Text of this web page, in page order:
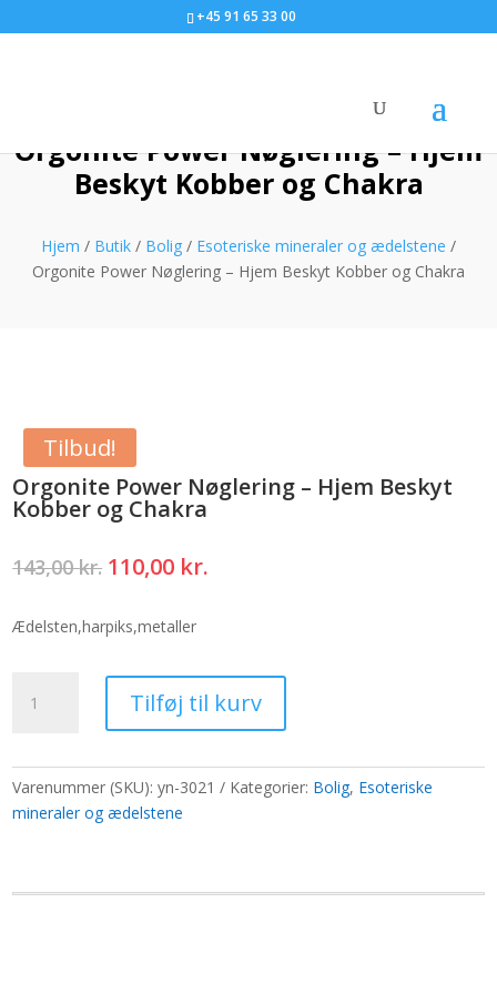
+45 91 65 33 00
Orgonite Power Nøglering – Hjem
Beskyt Kobber og Chakra
Hjem / Butik / Bolig / Esoteriske mineraler og ædelstene /
Orgonite Power Nøglering – Hjem Beskyt Kobber og Chakra
Tilbud!
Orgonite Power Nøglering – Hjem Beskyt
Kobber og Chakra
143,00kr. Den
pris
var:
110,00 kr.
Ædelsten,harpiks,metaller
Power
Hjem
Beskyt
Chakra
Tilføj til kurv
Varenummer (SKU):yn-3021 Kategorier: Bolig, Esoteriske
mineraler og ædelstene